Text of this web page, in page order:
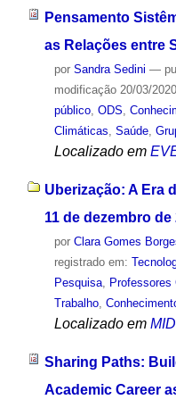
Pensamento
as Relações entre
por Sandra Sedini —
modificação20/03/
público, ODS,
Climáticas, Saúde,
Localizado em
Uberização: A Era
11 de dezembro de
por Clara Gomes
registrado em:
Pesquisa, Professores
Trabalho,
Localizado em
Sharing Paths:
Academic Career